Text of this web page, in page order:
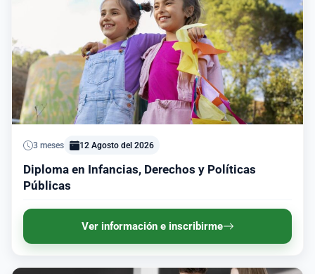
3 meses 12 Agosto del 2026
Diploma en Infancias, Derechos y Políticas
Públicas
Ver información e inscribirme